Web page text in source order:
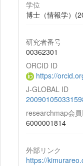
学位
博士（情報学）
研究者番号
00362301
ORCID ID
https://
J-GLOBAL ID
researchmap会
6000001814
外部リンク
https://